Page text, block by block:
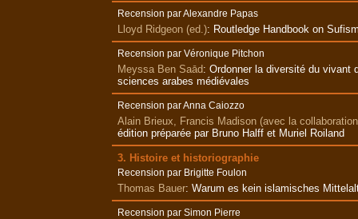
Recension par Alexandre Papas
Lloyd Ridgeon (ed.): Routledge Handbook on
Recension par Véronique Pitchon
Meyssa Ben Saād: Ordonner la diversité du vivant
sciences arabes médiévales
Recension par Anna Caiozzo
Alain Brieux, Francis Madison (avec la
édition préparée par Bruno Halff et Muriel Roiland
3. Histoire et historiographie
Recension par Brigitte Foulon
Thomas Bauer: Warum es kein islamisches
Recension par Simon Pierre